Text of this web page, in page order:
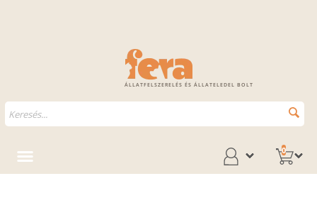
ÁLLATFELSZERELÉS ÉS ÁLLATELEDEL BOLT
0